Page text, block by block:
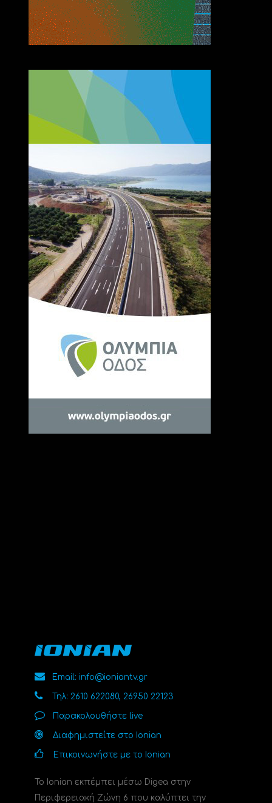
Email: info@ioniantv.gr
Τηλ: 2610 622080, 26950 22123
Παρακολουθήστε live
Διαφημιστείτε στο Ionian
Επικοινωνήστε με το Ionian
Το Ionian εκπέμπει μέσω Digea στην
Περιφερειακή Ζώνη 6 που καλύπτει την